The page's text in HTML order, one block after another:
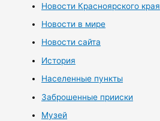
Новости Красноярского края
Новости в мире
Новости сайта
История
Населенные пункты
Заброшенные прииски
Музей